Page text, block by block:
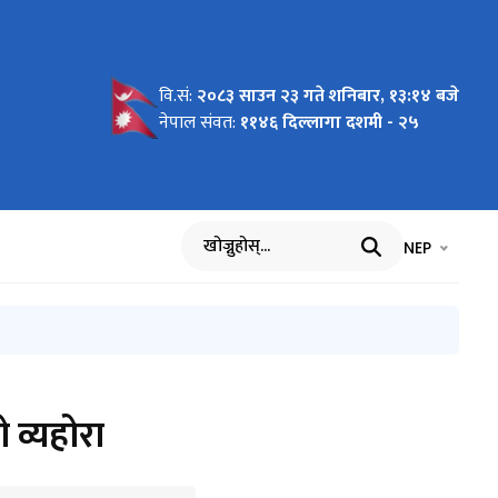
सूचना
देखी
वि.सं: २०८३ साउन २३ गते शनिबार, १३:१४ बजे
नेपाल संवत: ११४६ दिल्लागा दशमी - २५
खोज्नुहोस् भाषा चयन
NEP